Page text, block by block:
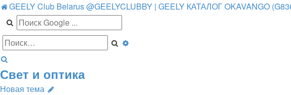
GEELY Club Belarus@GEELYCLUBBY | GEELY КАТАЛОГOKAVANGO
Поиск
Свет и оптика
Новая тема